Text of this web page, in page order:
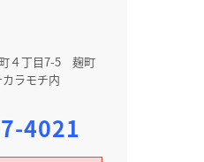
町４丁目7-5 麹町
ラモチ内
4021